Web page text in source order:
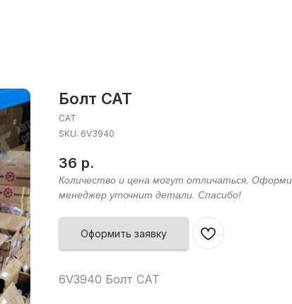
Болт CAT
CAT
SKU: 6V3940
36 р.
Оформить заявку
6V3940 Болт CAT